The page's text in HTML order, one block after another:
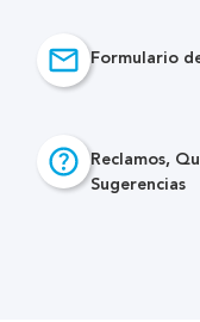
Formulario
Reclamos,
Sugerencias